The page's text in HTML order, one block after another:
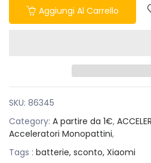
Aggiungi Al Carrello
SKU: 86345
Category: A partire da 1€,
Acceleratori Monopattini,
Tags : batterie, sconto, Xiaomi